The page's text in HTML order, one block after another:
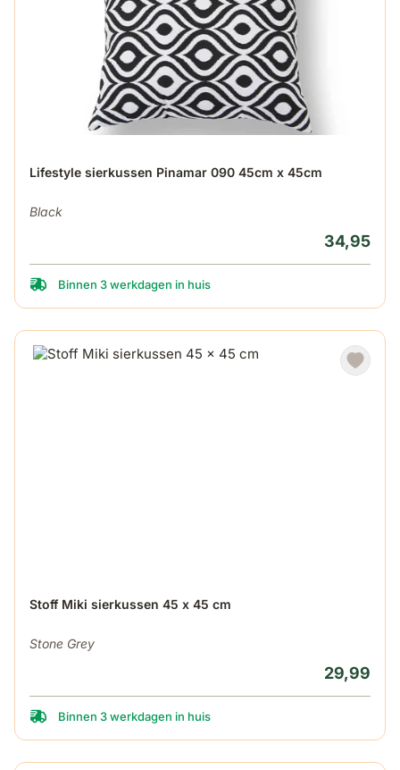
Lifestyle sierkussen Pinamar 090 45cm x 45cm
Black
34,95
Binnen 3 werkdagen in huis
Stoff Miki sierkussen 45 x 45 cm
Stone Grey
29,99
Binnen 3 werkdagen in huis